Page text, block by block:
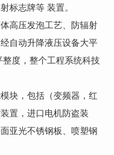
标志牌等 装置。
高压发泡工艺、防辐射
自动升降液压设备大平
度，整个工程系统科技
块，包括（变频器，红
置，进口电机防盗装
亚光不锈钢板、喷塑钢